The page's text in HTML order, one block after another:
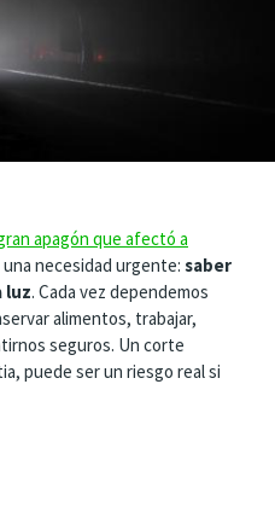
apagón que afectó a
una necesidad urgente: saber
luz. Cada vez dependemos
alimentos, trabajar,
seguros. Un corte
puede ser un riesgo real si